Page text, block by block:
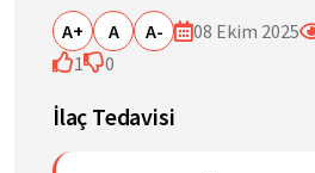
A+ A A- 08 Ekim 2025
1
0
İlaç Tedavisi